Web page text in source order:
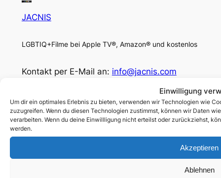
Einwilligung
Um dir ein optimales Erlebnis zu bieten, verwenden wir Technologien wie
zuzugreifen. Wenn du diesen Technologien zustimmst, können wir Daten
verarbeiten. Wenn du deine Einwillligung nicht erteilst oder zurückziehst,
werden.
Akzeptieren
Ablehnen
JACNIS
LGBTIQ+Filme bei Apple TV®, Amazon® und kostenlos
Kontakt per E-Mail an: info@jacnis.com
Social
© 2025 by Jacnis.com
Rechtliches